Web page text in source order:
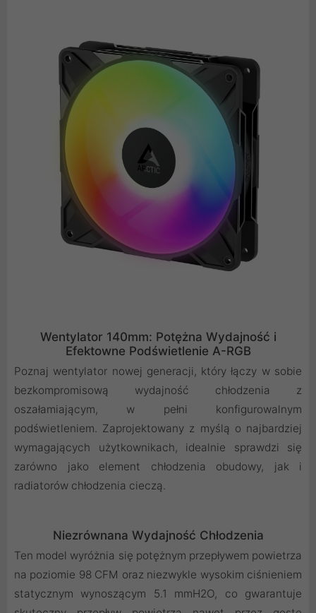
Wentylator 140mm: Potężna Wydajność i
Efektowne Podświetlenie A-RGB
Poznaj wentylator nowej generacji, który łączy w sobie
bezkompromisową wydajność chłodzenia z
oszałamiającym, w pełni konfigurowalnym
podświetleniem. Zaprojektowany z myślą o najbardziej
wymagających użytkownikach, idealnie sprawdzi się
zarówno jako element chłodzenia obudowy, jak i
radiatorów chłodzenia cieczą.
Niezrównana Wydajność Chłodzenia
Ten model wyróżnia się potężnym przepływem powietrza
na poziomie 98 CFM oraz niezwykle wysokim ciśnieniem
statycznym wynoszącym 5.1 mmH2O, co gwarantuje